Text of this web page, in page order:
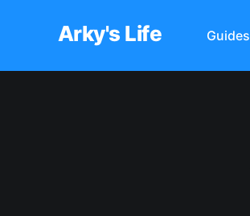
Arky's Life Guides